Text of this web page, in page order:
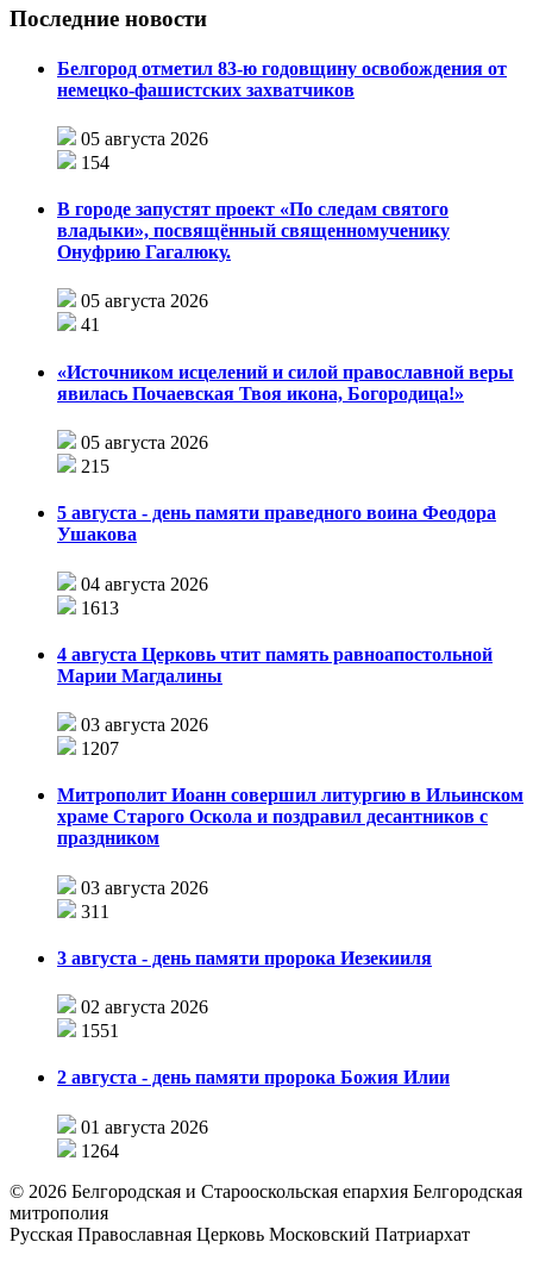
Последние новости
Белгород отметил 83-ю годовщину освобождения от
немецко-фашистских захватчиков
05 августа 2026
154
В городе запустят проект «По следам святого
владыки», посвящённый священномученику
Онуфрию Гагалюку.
05 августа 2026
41
«Источником исцелений и силой православной веры
явилась Почаевская Твоя икона, Богородица!»
05 августа 2026
215
5 августа - день памяти праведного воина Феодора
Ушакова
04 августа 2026
1613
4 августа Церковь чтит память равноапостольной
Марии Магдалины
03 августа 2026
1207
Митрополит Иоанн совершил литургию в Ильинском
храме Старого Оскола и поздравил десантников с
праздником
03 августа 2026
311
3 августа - день памяти пророка Иезекииля
02 августа 2026
1551
2 августа - день памяти пророка Божия Илии
01 августа 2026
1264
© 2026 Белгородская и Старооскольская епархия Белгородская
митрополия
Русская Православная Церковь Московский Патриархат